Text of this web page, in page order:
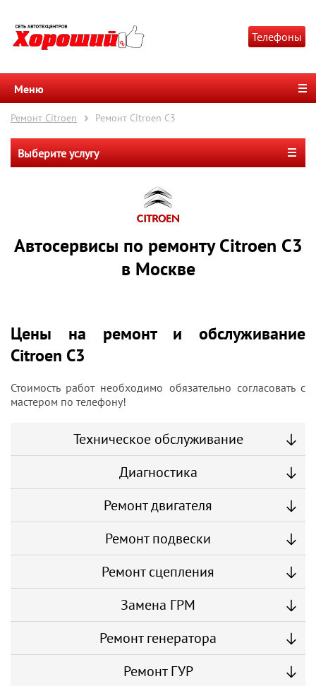
Телефоны
Меню
Ремонт Citroen Ремонт Citroen C3
Выберите услугу
Автосервисы по ремонту Citroen C3
в Москве
Цены на ремонт и обслуживание
Citroen C3
Стоимость работ необходимо обязательно согласовать с
мастером по телефону!
Техническое обслуживание
Диагностика
Ремонт двигателя
Ремонт подвески
Ремонт сцепления
Замена ГРМ
Ремонт генератора
Ремонт ГУР